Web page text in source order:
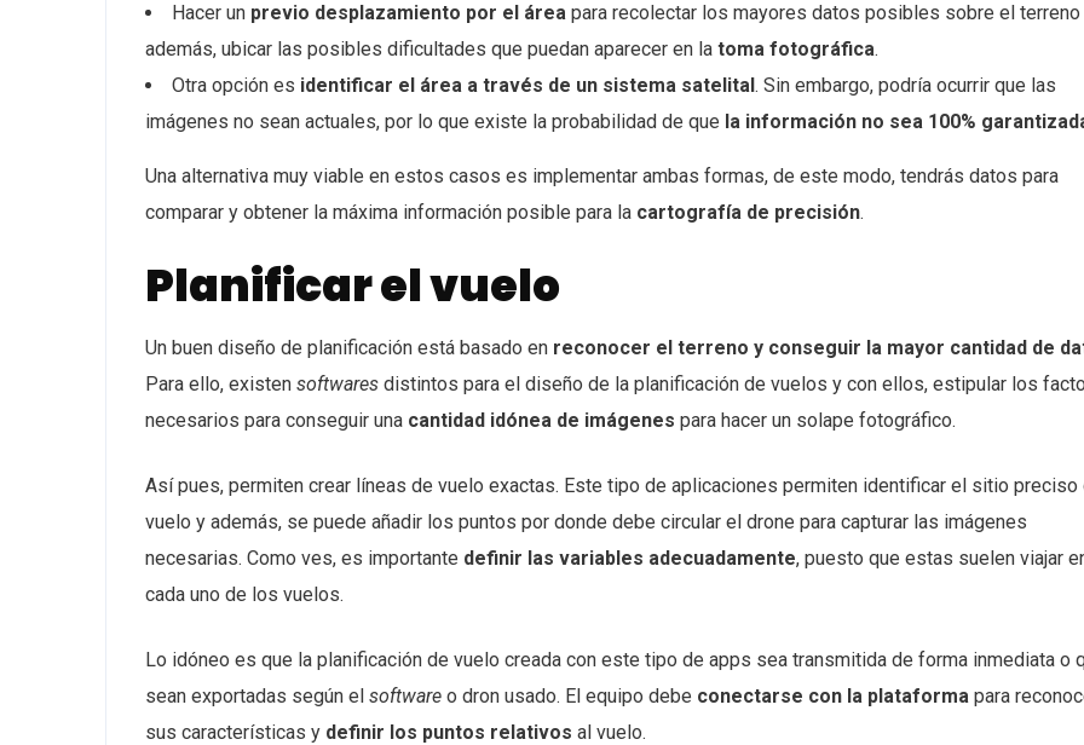
Hacer un previo desplazamiento por el área para recolectar los mayores datos posibles sobre el terreno
además, ubicar las posibles dificultades que puedan aparecer en la toma fotográfica.
Otra opción es identificar el área a través de un sistema satelital. Sin embargo, podría ocurrir que las
imágenes no sean actuales, por lo que existe la probabilidad de que la información no sea 100%
Una alternativa muy viable en estos casos es implementar ambas formas, de este modo, tendrás datos para
comparar y obtener la máxima información posible para la cartografía de precisión.
Planificar el vuelo
Un buen diseño de planificación está basado en reconocer el terreno y conseguir la mayor cantidad de
Para ello, existen softwares distintos para el diseño de la planificación de vuelos y con ellos, estipular los
necesarios para conseguir una cantidad idónea de imágenes para hacer un solape fotográfico.
Así pues, permiten crear líneas de vuelo exactas. Este tipo de aplicaciones permiten identificar el sitio preciso
vuelo y además, se puede añadir los puntos por donde debe circular el drone para capturar las imágenes
necesarias. Como ves, es importante definir las variables adecuadamente, puesto que estas suelen viajar
cada uno de los vuelos.
Lo idóneo es que la planificación de vuelo creada con este tipo de apps sea transmitida de forma inmediata o
sean exportadas según el software o dron usado. El equipo debe conectarse con la plataforma para
sus características y definir los puntos relativos al vuelo.